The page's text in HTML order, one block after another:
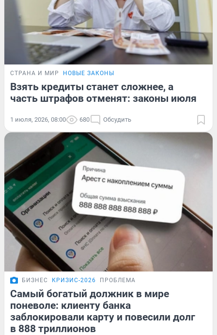
СТРАНА И МИР НОВЫЕ ЗАКОНЫ
Взять кредиты станет сложнее, а
часть штрафов отменят: законы июля
1 июля, 2026, 08:00 680 Обсудить
БИЗНЕС КРИЗИС-2026 ПРОБЛЕМА
Самый богатый должник в мире
поневоле: клиенту банка
заблокировали карту и повесили долг
в 888 триллионов